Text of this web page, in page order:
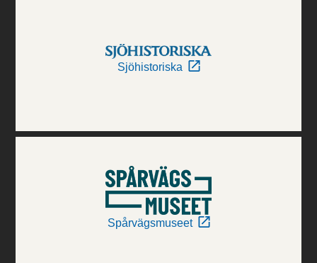
Sjöhistoriska
Spårvägsmuseet